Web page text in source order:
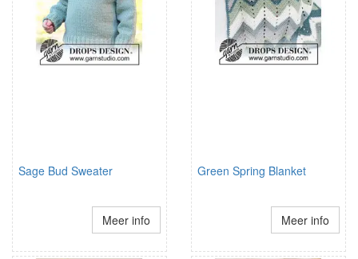
Sage Bud Sweater
Meer info
Green Spring Blanket
Meer info